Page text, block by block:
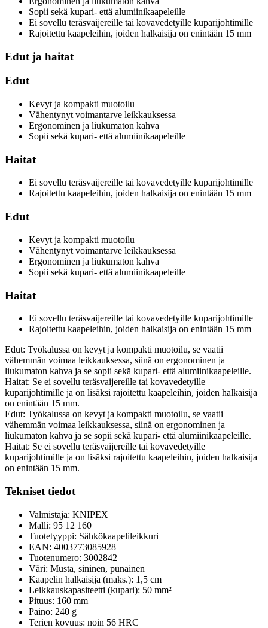
Sopii sekä kupari- että alumiinikaapeleille
Ei sovellu teräsvaijereille tai kovavedetyille kuparijohtimille
Rajoitettu kaapeleihin, joiden halkaisija on enintään 15 mm
Edut ja haitat
Edut
Kevyt ja kompakti muotoilu
Vähentynyt voimantarve leikkauksessa
Ergonominen ja liukumaton kahva
Sopii sekä kupari- että alumiinikaapeleille
Haitat
Ei sovellu teräsvaijereille tai kovavedetyille kuparijohtimille
Rajoitettu kaapeleihin, joiden halkaisija on enintään 15 mm
Edut
Kevyt ja kompakti muotoilu
Vähentynyt voimantarve leikkauksessa
Ergonominen ja liukumaton kahva
Sopii sekä kupari- että alumiinikaapeleille
Haitat
Ei sovellu teräsvaijereille tai kovavedetyille kuparijohtimille
Rajoitettu kaapeleihin, joiden halkaisija on enintään 15 mm
Edut: Työkalussa on kevyt ja kompakti muotoilu, se vaatii
vähemmän voimaa leikkauksessa, siinä on ergonominen ja
liukumaton kahva ja se sopii sekä kupari- että alumiinikaapeleille.
Haitat: Se ei sovellu teräsvaijereille tai kovavedetyille
kuparijohtimille ja on lisäksi rajoitettu kaapeleihin, joiden halkaisija
on enintään 15 mm.
Edut: Työkalussa on kevyt ja kompakti muotoilu, se vaatii
vähemmän voimaa leikkauksessa, siinä on ergonominen ja
liukumaton kahva ja se sopii sekä kupari- että alumiinikaapeleille.
Haitat: Se ei sovellu teräsvaijereille tai kovavedetyille
kuparijohtimille ja on lisäksi rajoitettu kaapeleihin, joiden halkaisija
on enintään 15 mm.
Tekniset tiedot
Valmistaja: KNIPEX
Malli: 95 12 160
Tuotetyyppi: Sähkökaapelileikkuri
EAN: 4003773085928
Tuotenumero: 3002842
Väri: Musta, sininen, punainen
Kaapelin halkaisija (maks.): 1,5 cm
Leikkauskapasiteetti (kupari): 50 mm²
Pituus: 160 mm
Paino: 240 g
Terien kovuus: noin 56 HRC